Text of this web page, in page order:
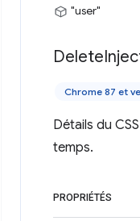
"user"
Delete
Chrome 87 et
Détails du
temps.
PROPRIÉTÉS